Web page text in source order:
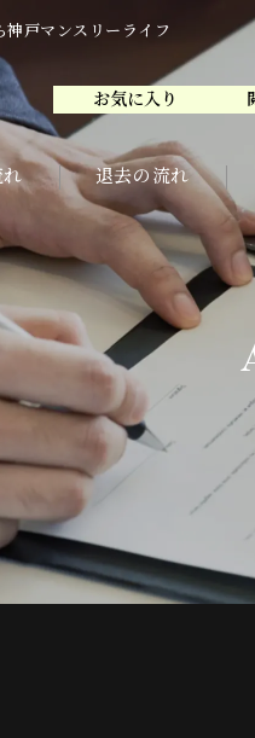
戸マンスリーライフ
お気に入り
れ 退去の流れ
お気に入り